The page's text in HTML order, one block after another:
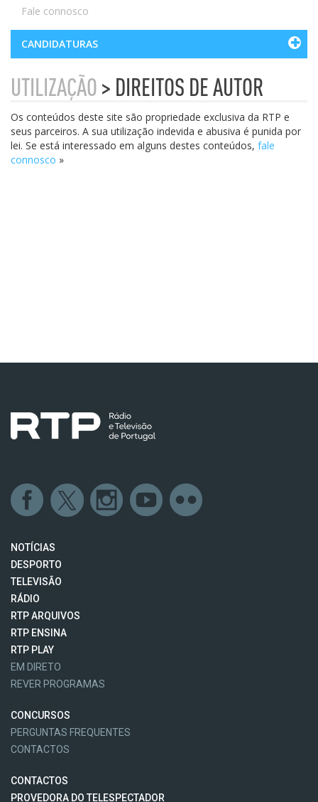
Fale connosco
CANDIDATURAS
UTILIZAÇÃO > DIREITOS DE AUTOR
Os conteúdos deste site são propriedade exclusiva da RTP e
seus parceiros. A sua utilização indevida e abusiva é punida por
lei. Se está interessado em alguns destes conteúdos, fale
connosco »
NOTÍCIAS
DESPORTO
TELEVISÃO
RÁDIO
RTP ARQUIVOS
RTP ENSINA
RTP PLAY
EM DIRETO
REVER PROGRAMAS
CONCURSOS
PERGUNTAS FREQUENTES
CONTACTOS
CONTACTOS
PROVEDORA DO TELESPECTADOR